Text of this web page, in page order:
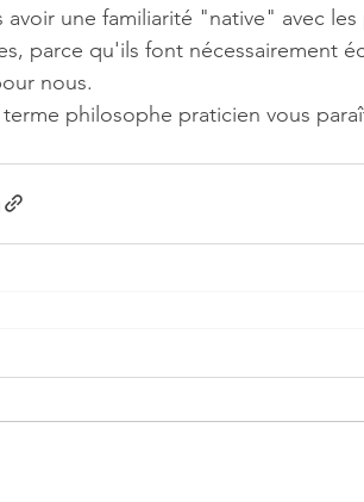
avoir une familiarité "native" avec
parce qu'ils font nécessairement
nous.
philosophe praticien vous